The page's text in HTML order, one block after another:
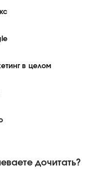
в целом
дочитать?